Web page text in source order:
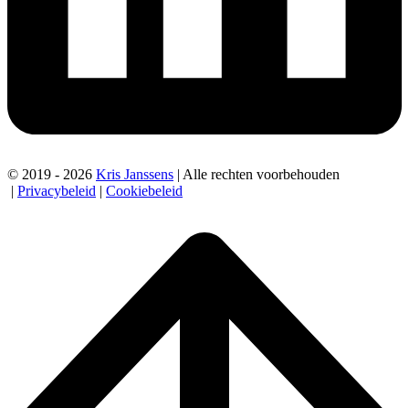
© 2019 - 2026 Kris Janssens | Alle rechten voorbehouden
| Privacybeleid | Cookiebeleid